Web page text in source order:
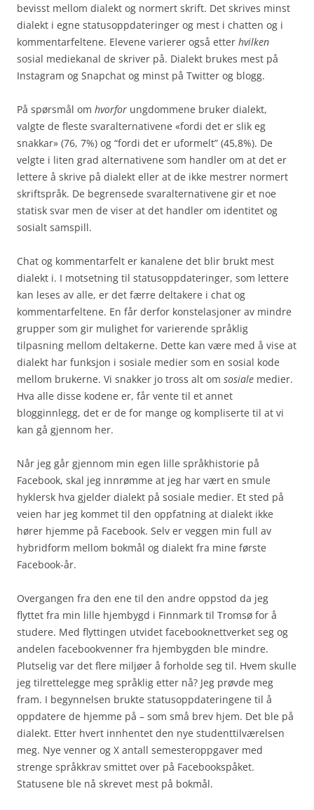
bevisst mellom dialekt og normert skrift. Det skrives minst
dialekt i egne statusoppdateringer og mest i chatten og i
kommentarfeltene. Elevene varierer også etter hvilken
sosial mediekanal de skriver på. Dialekt brukes mest på
Instagram og Snapchat og minst på Twitter og blogg.
På spørsmål om hvorfor ungdommene bruker dialekt,
valgte de fleste svaralternativene «fordi det er slik eg
snakkar» (76, 7%) og “fordi det er uformelt” (45,8%). De
velgte i liten grad alternativene som handler om at det er
lettere å skrive på dialekt eller at de ikke mestrer normert
skriftspråk. De begrensede svaralternativene gir et noe
statisk svar men de viser at det handler om identitet og
sosialt samspill.
Chat og kommentarfelt er kanalene det blir brukt mest
dialekt i. I motsetning til statusoppdateringer, som lettere
kan leses av alle, er det færre deltakere i chat og
kommentarfeltene. En får derfor konstelasjoner av mindre
grupper som gir mulighet for varierende språklig
tilpasning mellom deltakerne. Dette kan være med å vise at
dialekt har funksjon i sosiale medier som en sosial kode
mellom brukerne. Vi snakker jo tross alt om sosiale medier.
Hva alle disse kodene er, får vente til et annet
blogginnlegg, det er de for mange og kompliserte til at vi
kan gå gjennom her.
Når jeg går gjennom min egen lille språkhistorie på
Facebook, skal jeg innrømme at jeg har vært en smule
hyklersk hva gjelder dialekt på sosiale medier. Et sted på
veien har jeg kommet til den oppfatning at dialekt ikke
hører hjemme på Facebook. Selv er veggen min full av
hybridform mellom bokmål og dialekt fra mine første
Facebook-år.
Overgangen fra den ene til den andre oppstod da jeg
flyttet fra min lille hjembygd i Finnmark til Tromsø for å
studere. Med flyttingen utvidet facebooknettverket seg og
andelen facebookvenner fra hjembygden ble mindre.
Plutselig var det flere miljøer å forholde seg til. Hvem skulle
jeg tilrettelegge meg språklig etter nå? Jeg prøvde meg
fram. I begynnelsen brukte statusoppdateringene til å
oppdatere de hjemme på – som små brev hjem. Det ble på
dialekt. Etter hvert innhentet den nye studenttilværelsen
meg. Nye venner og X antall semesteroppgaver med
strenge språkkrav smittet over på Facebookspåket.
Statusene ble nå skrevet mest på bokmål.